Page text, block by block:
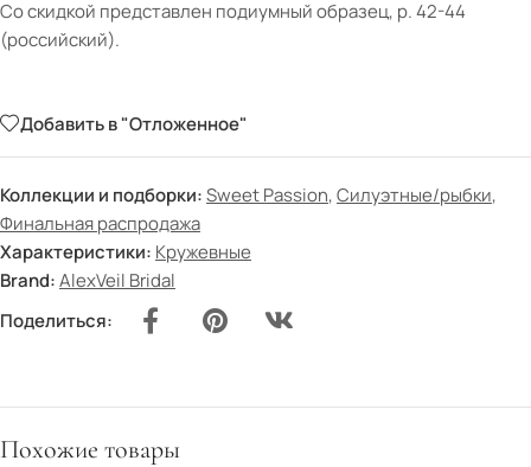
Со скидкой представлен подиумный образец, р. 42-44
(российский).
Добавить в "Отложенное"
Коллекции и подборки:Sweet Passion,Силуэтные/рыбки,
Финальная распродажа
Характеристики: Кружевные
Brand:AlexVeil Bridal
Поделиться:
Похожие товары